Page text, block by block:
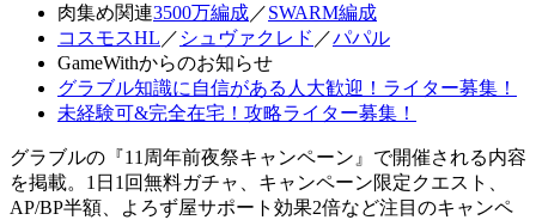
肉集め関連3500万編成／SWARM編成
コスモスHL ／ シュヴァクレド ／パパル
GameWithからのお知らせ
グラブル知識に自信がある人大歓迎！ライター募集！
未経験可&完全在宅！攻略ライター募集！
グラブルの『11周年前夜祭キャンペーン』で開催される内容
を掲載。1日1回無料ガチャ、キャンペーン限定クエスト、
AP/BP半額、よろず屋サポート効果2倍など注目のキャンペ